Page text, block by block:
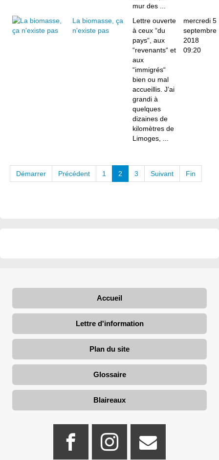
mur des ...
La biomasse, ça
n'existe pas
Lettre ouverte
à ceux “du
pays“, aux
“revenants“ et
aux
“immigrés“
bien ou mal
accueillis. J’ai
grandi à
quelques
dizaines de
kilomètres de
Limoges, ...
mercredi 5
septembre
2018
09:20
Démarrer Précédent 1 2 3 Suivant Fin
Accueil
Lettre d'information
Plan du site
Glossaire
Blaireaux